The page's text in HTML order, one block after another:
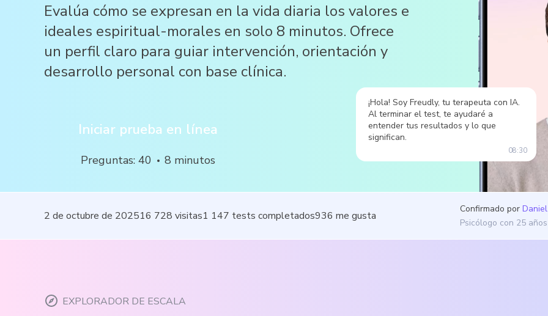
Evalúa cómo se expresan en la vida diaria los valores e
ideales espiritual-morales en solo 8 minutos. Ofrece
un perfil claro para guiar intervención, orientación y
desarrollo personal con base clínica.
Iniciar prueba en línea
Preguntas: 40 8 minutos
¡Hola! Soy Freudly, tu terapeuta con IA.
Al terminar el test, te ayudaré a
entender tus resultados y lo que
significan.
08:30
2 de octubre de 202516 728 visitas1 147 tests completados936 me gusta
Confirmado por
Psicólogo con 25
EXPLORADOR DE ESCALA